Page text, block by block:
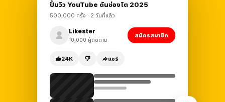
ปั้มวิว YouTube ดันช่องโต 2025
500,000 ครั้ง · 2 วันที่แล้ว
Likester
10,000 ผู้ติดตาม
สมัครสมาชิก
24K แชร์